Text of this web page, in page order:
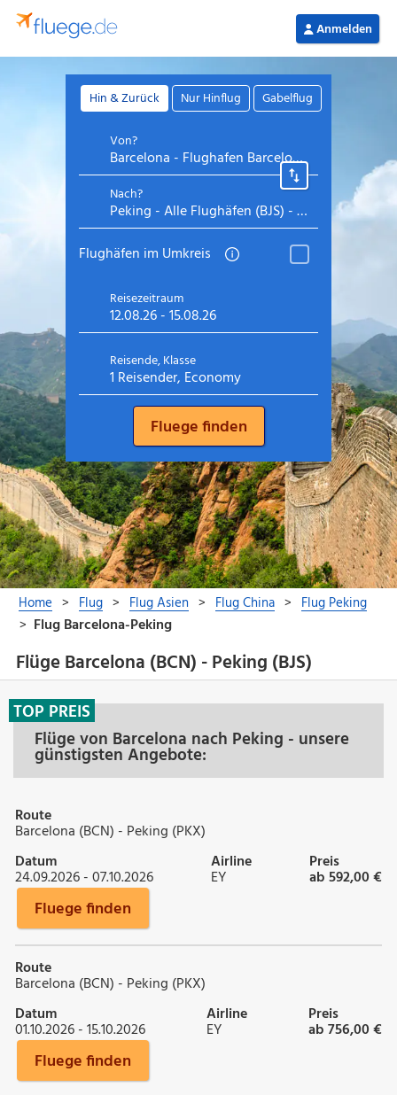
Flüge Barcelona (BCN) - Peking (BJS)
Flüge von Barcelona nach Peking - unsere
günstigsten Angebote:
TOP PREIS
Route
Barcelona (BCN) - Peking (PKX)
Datum
24.09.2026 - 07.10.2026
Airline
EY
Preis
ab 592,00 €
Fluege finden
Route
Barcelona (BCN) - Peking (PKX)
Datum
01.10.2026 - 15.10.2026
Airline
EY
Preis
ab 756,00 €
Fluege finden